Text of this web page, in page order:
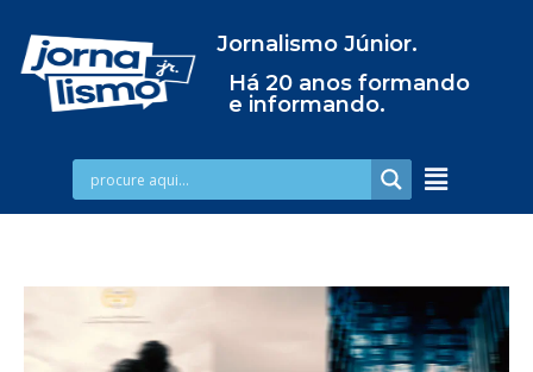
Jornalismo Júnior.
Há 20 anos formando
e informando.